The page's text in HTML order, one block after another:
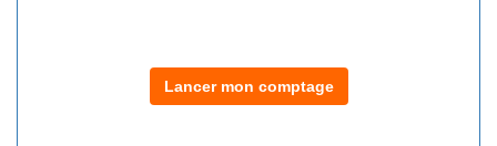
Lancer mon comptage